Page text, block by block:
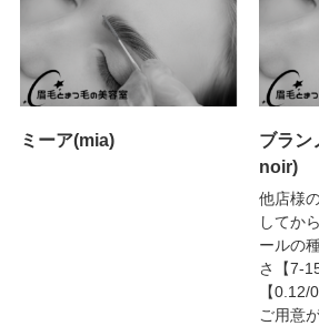
ミーア(mia)
ブラン
noir)
他店様
してか
ールの
さ【7-
【
ご用意